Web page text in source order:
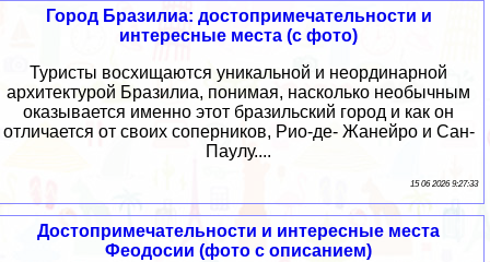
Город Бразилиа: достопримечательности и
интересные места (с фото)
Туристы восхищаются уникальной и неординарной
архитектурой Бразилиа, понимая, насколько необычным
оказывается именно этот бразильский город и как он
отличается от своих соперников, Рио-де- Жанейро и Сан-
Паулу....
15 06 2026 9:27:33
Достопримечательности и интересные места
Феодосии (фото с описанием)